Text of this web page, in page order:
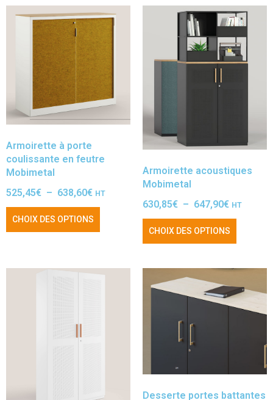
Armoirette à porte
coulissante en feutre
Mobimetal
525,45€ – 638,60€ HT
CHOIX DES OPTIONS
Armoirette acoustiques
Mobimetal
630,85€ – 647,90€ HT
CHOIX DES OPTIONS
Desserte portes battantes